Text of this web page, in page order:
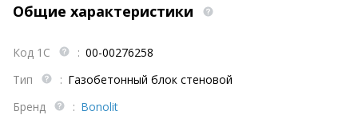
Общие характеристики
Код 1С : 00-00276258
Тип
: Газобетонный блок стеновой
Бренд
: Bonolit